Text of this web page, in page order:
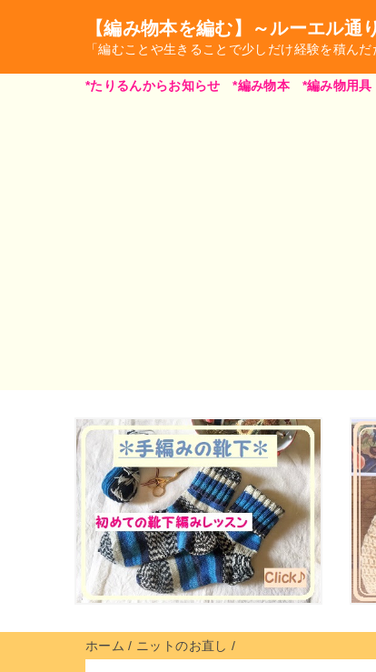
【編み物本を編む】～ルーエル通
「編むことや生きることで少しだけ経験を積ん
*たりるんからお知らせ *編み物本 *編み物用具
ホーム / ニットのお直し /